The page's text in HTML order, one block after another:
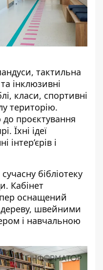
тактильна
інклюзивні
класи, спортивні
територію.
проєктування
Їхні ідеї
інтер’єрів і
бібліотеку
Кабінет
оснащений
швейними
і навчальною